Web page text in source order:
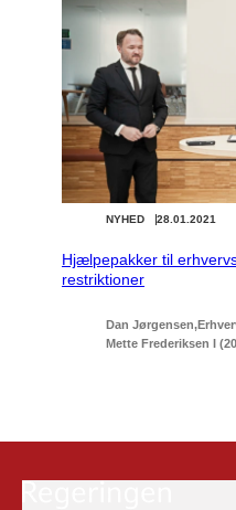
28.01.2021
NYHED
Hjælpepakker til
restriktioner
Dan Jørgensen
Mette Frederiksen I